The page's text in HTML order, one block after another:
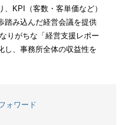
、KPI（客数・客単価など）
踏み込んだ経営会議を提供
りがちな「経営支援レポー
し、事務所全体の収益性を
ォワード